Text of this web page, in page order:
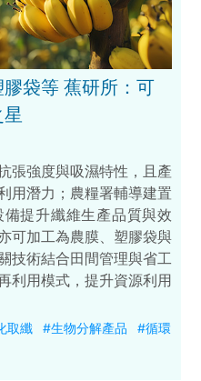
袋等 蕉研所：可
張強度與吸濕特性，且產
用潛力；農糧署輔導建置
提升纖維生產品質與效
可加工為農膜、塑膠袋與
技術結合田間管理與省工
利用模式，提升資源利用
取纖 #生物分解產品
#循環